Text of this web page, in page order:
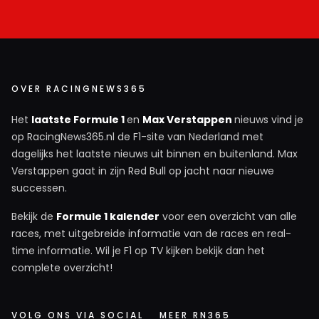
op de hoogte houden met de FIA documenten en niet
document zijn gewoon op de FIA website te vinden.
Wilard
journalist zijn werk doet ...
Closecall
OVER RACINGNEWS365
Het laatste Formule 1en Max Verstappen nieuws vind je
op RacingNews365.nl de F1-site van Nederland met
dagelijks het laatste nieuws uit binnen en buitenland. Max
Verstappen gaat in zijn Red Bull op jacht naar nieuwe
successen.
Bekijk de Formule 1 kalender voor een overzicht van alle
races, met uitgebreide informatie van de races en real-
time informatie. Wil je F1 op TV kijken bekijk dan het
complete overzicht!
VOLG ONS VIA SOCIAL
MEER RN365